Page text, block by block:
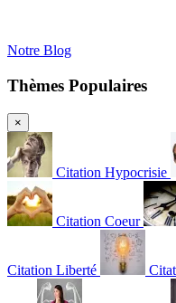
Notre Blog
Thèmes Populaires
×
Citation Hypocrisie
Citation Coeur
Citation Liberté